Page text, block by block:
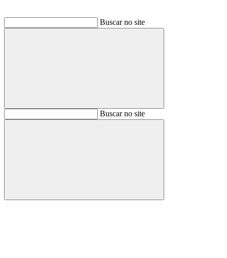
Buscar no site
BuscarBuscar no site
Buscar